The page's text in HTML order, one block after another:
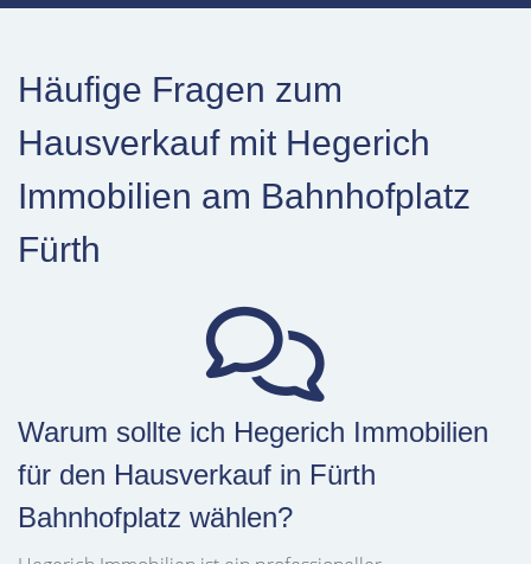
Häufige Fragen zum
Hausverkauf mit Hegerich
Immobilien am Bahnhofplatz
Fürth
Warum sollte ich Hegerich Immobilien
für den Hausverkauf in Fürth
Bahnhofplatz wählen?